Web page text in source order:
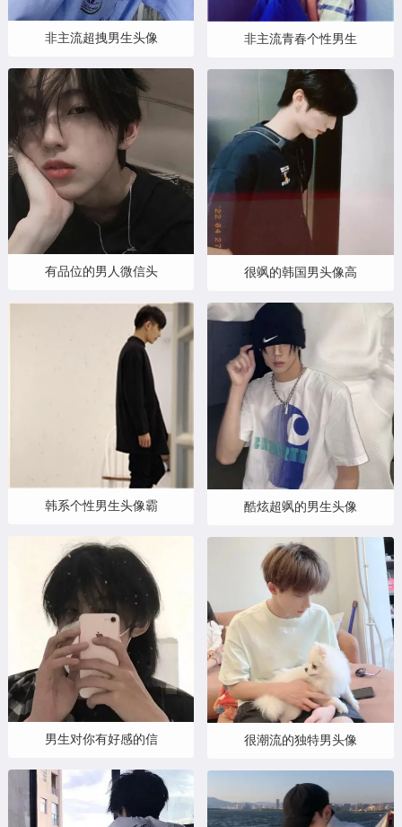
非主流超拽男生头像
有品位的男人微信头
韩系个性男生头像霸
男生对你有好感的信
非主流青春个性男生
很飒的韩国男头像高
酷炫超飒的男生头像
很潮流的独特男头像